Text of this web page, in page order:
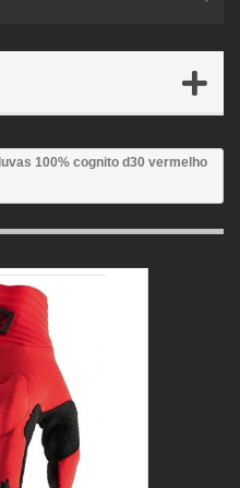
luvas 100% cognito d30 vermelho